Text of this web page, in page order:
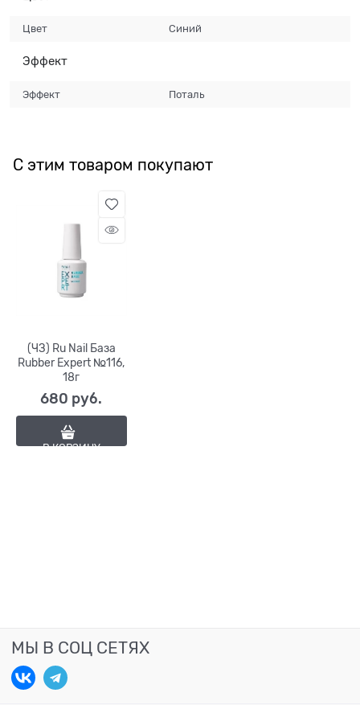
Цвет Синий
Эффект
Эффект Поталь
С этим товаром покупают
(ЧЗ) Ru Nail База
Rubber Expert №116,
18г
680 руб.
В КОРЗИНУ
МЫ В СОЦ СЕТЯХ